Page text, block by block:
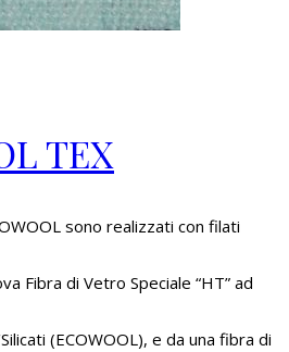
TEX
sono realizzati con filati
Fibra di Vetro Speciale “HT” ad
(ECOWOOL), e da una fibra di